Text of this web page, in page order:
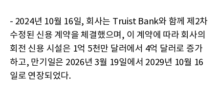
- 2024년 10월 16일, 회사는 Truist Bank와 함께 제2차
수정된 신용 계약을 체결했으며, 이 계약에 따라 회사의
회전 신용 시설은 1억 5천만 달러에서 4억 달러로 증가
하고, 만기일은 2026년 3월 19일에서 2029년 10월 16
일로 연장되었다.